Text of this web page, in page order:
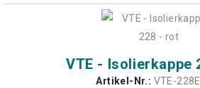
VTE - Isolierkappe
Artikel-Nr.: VTE-